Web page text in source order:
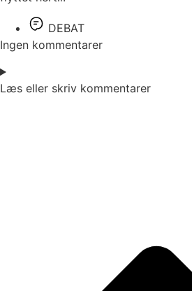
DEBAT
Ingen kommentarer
Læs eller skriv kommentarer